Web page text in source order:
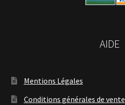
AIDE
Mentions Légales
Conditions générales de vente